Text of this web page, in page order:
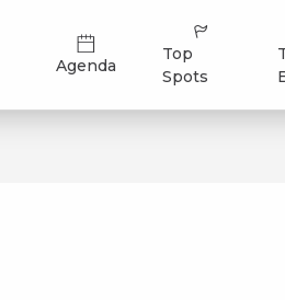
Agenda
Top
Spots